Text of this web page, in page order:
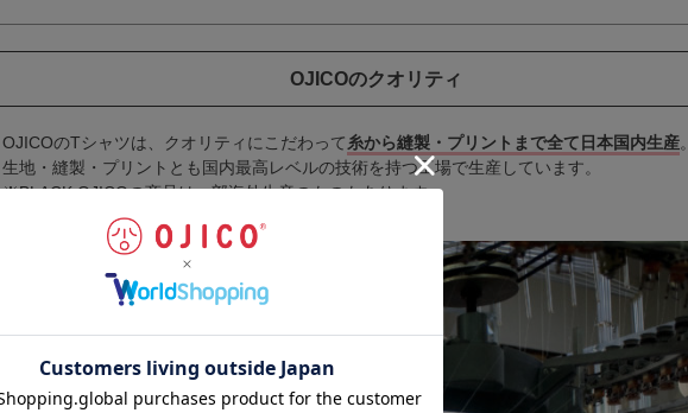
OJICOのクオリティ
OJICOのTシャツは、クオリティにこだわって 糸から縫製・プリントまで全て日本国内生産。
生地・縫製・プリントとも国内最高レベルの技術を持つ工場で生産しています。
※BLACK OJICOの商品は一部海外生産のものもあります。